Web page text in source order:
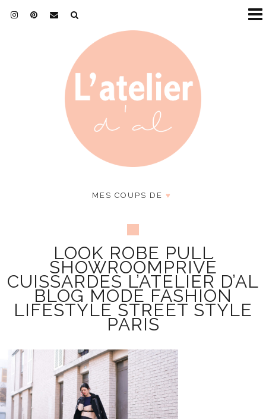
MES COUPS DE ♥
LOOK ROBE PULL
SHOWROOMPRIVÉ
CUISSARDES L’ATELIER D’AL
BLOG MODE FASHION
LIFESTYLE STREET STYLE
PARIS